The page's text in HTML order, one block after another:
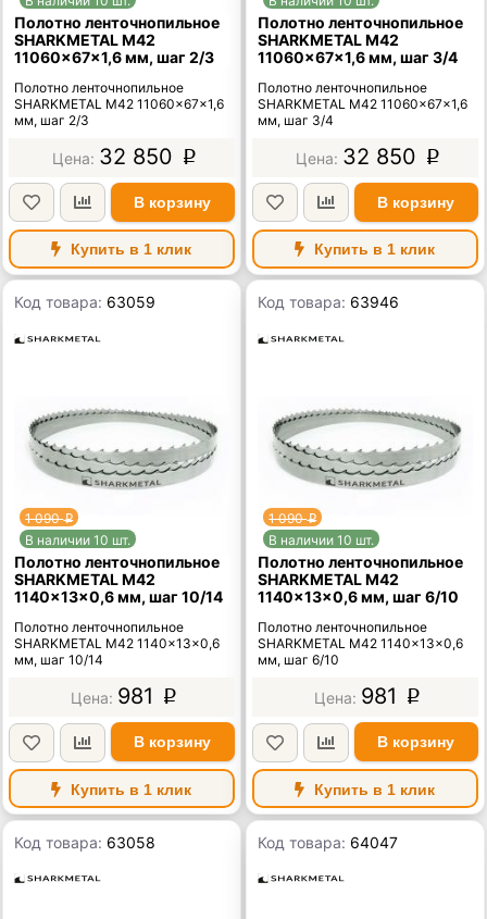
Полотно ленточнопильное
SHARKMETAL M42
11060×67×1,6 мм, шаг 2/3
Полотно ленточнопильное
SHARKMETAL M42 11060×67×1,6
мм, шаг 2/3
32 850 p
В корзину
Купить в 1 клик
Полотно ленточнопильное
SHARKMETAL M42
11060×67×1,6 мм, шаг 3/4
Полотно ленточнопильное
SHARKMETAL M42 11060×67×1,6
мм, шаг 3/4
32 850 p
В корзину
Купить в 1 клик
Код товара: 63059
1 090p
В наличии 10 шт.
Полотно ленточнопильное
SHARKMETAL M42
1140×13×0,6 мм, шаг 10/14
Полотно ленточнопильное
SHARKMETAL M42 1140×13×0,6
мм, шаг 10/14
981 p
В корзину
Купить в 1 клик
Код товара: 63946
1 090p
В наличии 10 шт.
Полотно ленточнопильное
SHARKMETAL M42
1140×13×0,6 мм, шаг 6/10
Полотно ленточнопильное
SHARKMETAL M42 1140×13×0,6
мм, шаг 6/10
981 p
В корзину
Купить в 1 клик
Код товара: 63058 Код товара: 64047